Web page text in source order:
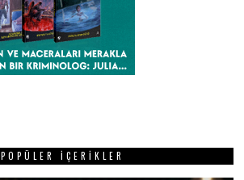
POPÜLER İÇERIKLER